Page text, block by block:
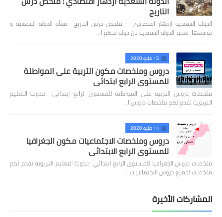
التاريج
الدولة السعدية ازدهار اقتصادي : ملخص درس التاريج نشأة الدولة السعدية و
توسعها تعتبر الدولة السعدية ثان دولة تحكم ا…
15 مايو 2020
دروس وملخصات مكون التربية على المواطنة
للمستوى الرابع ابتدائي
ملخصات دروس التربية على المواطنة للمستوى الرابع ابتدائي مدونة التعليم
التربوية تقدم لكم ملخصات دروس ا…
14 مايو 2020
دروس وملخصات الاجتماعيات مكون الجغرافيا
للمستوى الرابع الابتدائي
ملخصات دروس الجغرافيا للمستوى الرابع ابتدائي مدونة التعليم التربوية تقدم لكم
ملخصات لجميع دروس الاجتماعيات …
المشاركات الأخيرة